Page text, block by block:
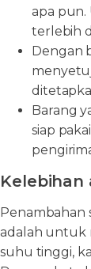
apa pun.
terlebih
Dengan
Barang
siap
Kelebihan
Penambahan
adalah untuk
suhu tinggi,